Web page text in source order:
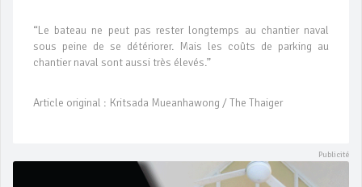
“Le bateau ne peut pas rester longtemps au chantier naval
sous peine de se détériorer. Mais les coûts de parking au
chantier naval sont aussi très élevés.”
Article original : Kritsada Mueanhawong / The Thaiger